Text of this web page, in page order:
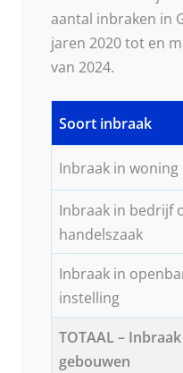
aantal inbraken in
jaren 2020 tot en
van 2024.
Soort inbraak
Inbraak in woning
Inbraak in bedrijf
handelszaak
Inbraak in
instelling
TOTAAL –
gebouwen